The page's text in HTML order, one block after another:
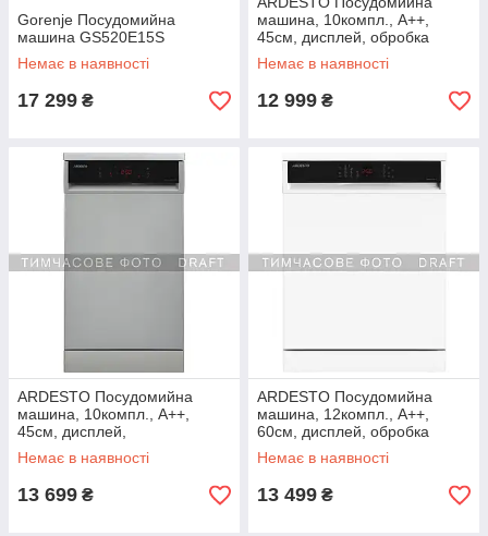
Gorenje Посудомийна
машина GS520E15S
Немає в наявності
17 299 ₴
машина, 10компл., А++,
45см, дисплей, обробка
парою, білий
Немає в наявності
12 999 ₴
ARDESTO Посудомийна
машина, 10компл., А++,
45см, дисплей,
гігієн.обробка, сріблястий
Немає в наявності
13 699 ₴
ARDESTO Посудомийна
машина, 12компл., А++,
60см, дисплей, обробка
парою, білий
Немає в наявності
13 499 ₴